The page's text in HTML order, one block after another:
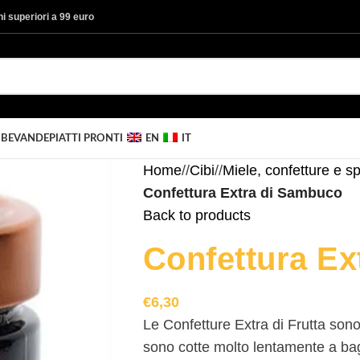
superiori a 99 euro
BEVANDEPIATTI PRONTI EN IT
Home/ Cibi/ Miele, confetture e
Confettura Extra di Sambuco
Back to products
Confettura
€6,30
Le Confetture Extra di Frutta
sono cotte molto lentamente a